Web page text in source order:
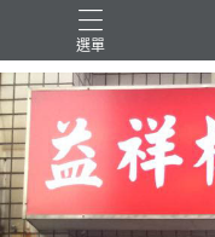
選單
SD 三國創傑傳